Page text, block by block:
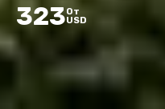
323От
USD